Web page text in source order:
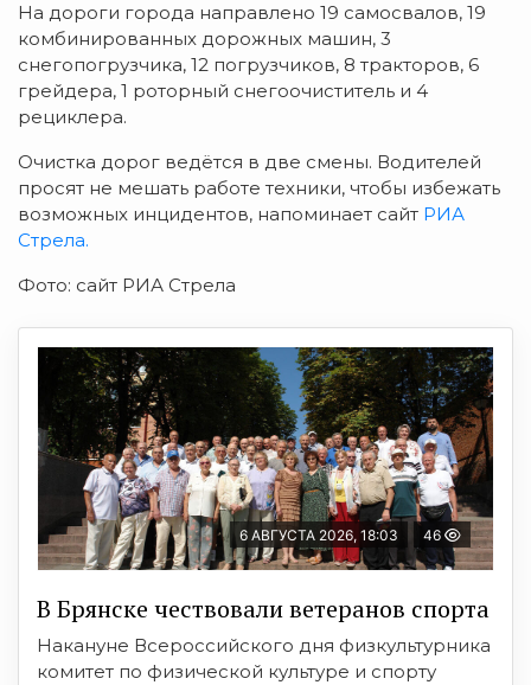
На дороги города направлено 19 самосвалов, 19
комбинированных дорожных машин, 3
снегопогрузчика, 12 погрузчиков, 8 тракторов, 6
грейдера, 1 роторный снегоочиститель и 4
рециклера.
Очистка дорог ведётся в две смены. Водителей
просят не мешать работе техники, чтобы избежать
возможных инцидентов, напоминает сайт РИА
Стрела.
Фото: сайт РИА Стрела
6 АВГУСТА 2026, 18:03 46
В Брянске чествовали ветеранов спорта
Накануне Всероссийского дня физкультурника
комитет по физической культуре и спорту